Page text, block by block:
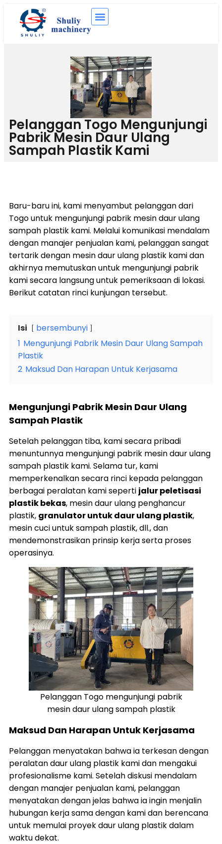
Pelanggan Togo Mengunjungi
Pabrik Mesin Daur Ulang
Sampah Plastik Kami
Baru-baru ini, kami menyambut pelanggan dari
Togo untuk mengunjungi pabrik mesin daur ulang
sampah plastik kami. Melalui komunikasi mendalam
dengan manajer penjualan kami, pelanggan sangat
tertarik dengan mesin daur ulang plastik kami dan
akhirnya memutuskan untuk mengunjungi pabrik
kami secara langsung untuk pemeriksaan di lokasi.
Berikut catatan rinci kunjungan tersebut.
Isi
bersembunyi
1 Mengunjungi Pabrik Mesin Daur Ulang Sampah
Plastik
2 Maksud Dan Harapan Untuk Kerjasama
Mengunjungi Pabrik Mesin Daur Ulang
Sampah Plastik
Setelah pelanggan tiba, kami secara pribadi
menuntunnya mengunjungi pabrik mesin daur ulang
sampah plastik kami. Selama tur, kami
memperkenalkan secara rinci kepada pelanggan
berbagai peralatan kami seperti jalur peletisasi
plastik bekas, mesin daur ulang penghancur
plastik, granulator untuk daur ulang plastik,
mesin cuci untuk sampah plastik, dll., dan
mendemonstrasikan prinsip kerja serta proses
operasinya.
Pelanggan Togo mengunjungi pabrik
mesin daur ulang sampah plastik
Maksud Dan Harapan Untuk Kerjasama
Pelanggan menyatakan bahwa ia terkesan dengan
peralatan daur ulang plastik kami dan mengakui
profesionalisme kami. Setelah diskusi mendalam
dengan manajer penjualan kami, pelanggan
menyatakan dengan jelas bahwa ia ingin menjalin
hubungan kerja sama dengan kami dan berencana
untuk memulai proyekdaur ulang plastikdalam
waktu dekat.